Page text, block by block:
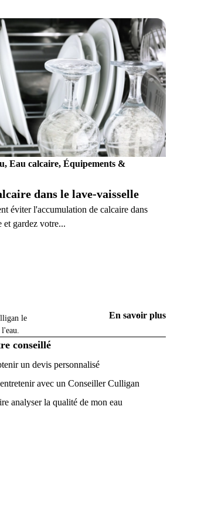
Eau calcaire, Équipements &
dans le lave-vaisselle
éviter l'accumulation de calcaire dans
et gardez votre...
le
En savoir plus
conseillé
un devis personnalisé
avec un Conseiller Culligan
analyser la qualité de mon eau